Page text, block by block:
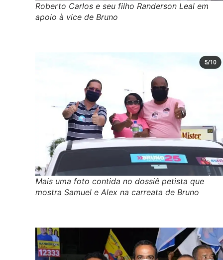
Roberto Carlos e seu filho Randerson Leal em
apoio à vice de Bruno
Mais uma foto contida no dossiê petista que
mostra Samuel e Alex na carreata de Bruno